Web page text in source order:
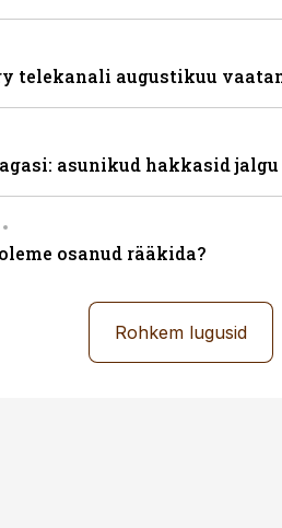
telekanali augustikuu
asunikud hakkasid
osanud rääkida?
Rohkem lugusid